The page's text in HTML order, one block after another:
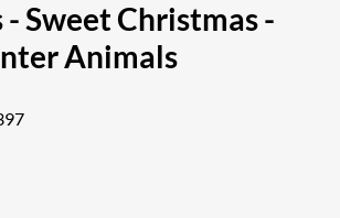
Sweet Christmas -
Animals